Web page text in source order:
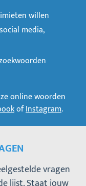
willen
media,
online woorden
ofInstagram.
vragen